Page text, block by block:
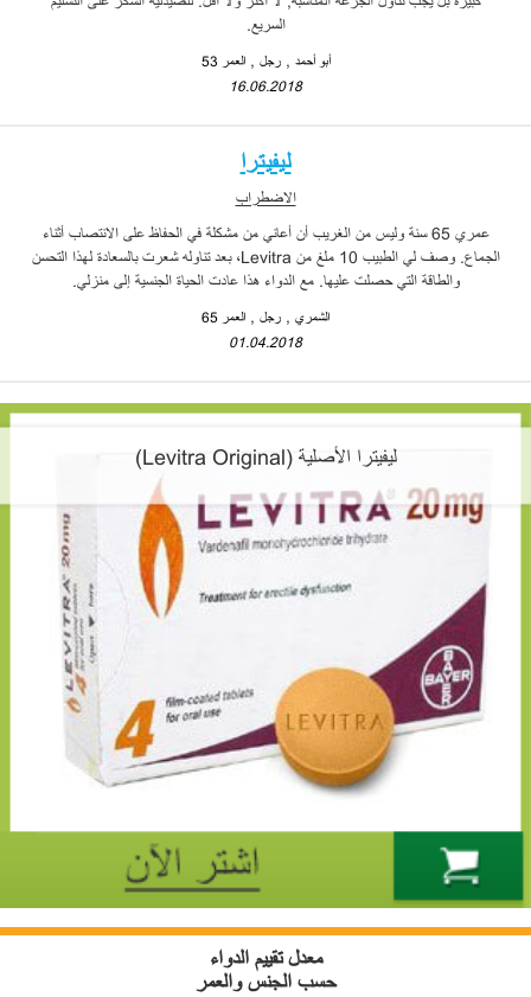
السريع.
أبو أحمد رجل
العمر 53
16.06.2018
ليفيترا
الاضطراب
عمري 65 سنة وليس من الغريب أن أعاني من مشكلة في الحفاظ على الانتصاب أثناء
الجماع. وصف لي الطبيب 10 ملغ من Levitra، بعد تناوله شعرت بالسعادة لهذا التحسن
والطاقة التي حصلت عليها. مع الدواء هذا عادت الحياة الجنسية إلى منزلي.
الشمري رجل
العمر 65
01.04.2018
ليفيترا الأصلية (Levitra Original)
معدل تقييم الدواء
حسب الجنس والعمر